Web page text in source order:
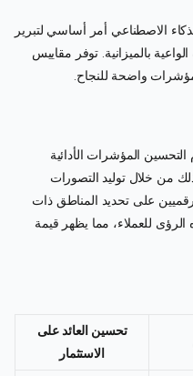
الاصطناعي أمر أساسي لتبرير
بالميزانية. توفر مقاييس
واضحة للنجاح.
المؤشرات الأدائية
من خلال توليد التصورات
على تحديد المناطق ذات
الرؤى للعملاء، مما يظهر قيمة
تحسين العائد على
الاستثمار